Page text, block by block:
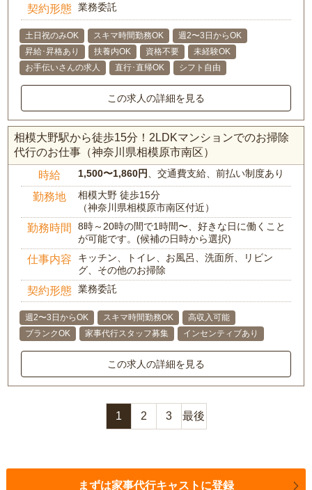
契約形態 業務委託
土日祝のみOK スキマ時間勤務OK
週2〜3日からOK
昇給･昇格あり
扶養内OK 資格不要
未経験OK
お手伝いさんの求人
直行･直帰OK シフト自由
この求人の詳細を見る
相模大野駅から徒歩15分！2LDKマンションでのお掃除
代行のお仕事（神奈川県相模原市南区）
時給 1,500〜1,860円 、交通費支給、前払い制度あり
勤務地
相模大野 徒歩15分
（神奈川県相模原市南区付近）
勤務時間
8時～20時の間で1時間〜、好きな日に働くこと
が可能です。(候補の日時から選択)
仕事内容
キッチン、トイレ、お風呂、洗面所、リビン
グ、その他のお掃除
契約形態 業務委託
週2〜3日からOK スキマ時間勤務OK
高収入可能
ブランクOK
家事代行スタッフ募集 インセンティブあり
この求人の詳細を見る
1 2 3 最後
まずは家事代行キャストに登録